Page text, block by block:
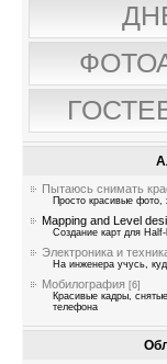
Пытаюсь снимать
Просто красивые
Mapping and Level
Создание карт для
Электроника и
На инженера учусь,
Мобилография [6]
Красивые кадры,
телефона